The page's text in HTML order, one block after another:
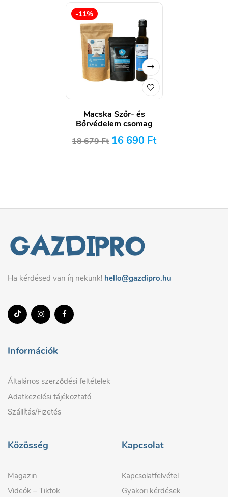
-11%
Macska Szőr- és
Bőrvédelem csomag
18 679Ft 16 690 Ft
Ha kérdésed van írj nekünk! hello@gazdipro.hu
Információk
Általános szerződési feltételek
Adatkezelési tájékoztató
Szállítás/Fizetés
Közösség
Magazin
Videók – Tiktok
Kapcsolat
Kapcsolatfelvétel
Gyakori kérdések